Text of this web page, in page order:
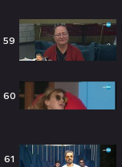
59
60
61